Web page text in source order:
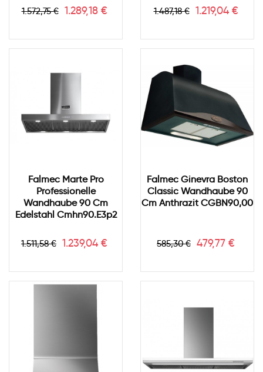
Verkaufspreis
1.572,75 € Preis
1.289,18 € Verkaufspreis
1.487,18 € Preis
1.219,04 €
Falmec Marte Pro
Professionelle
Wandhaube 90 Cm
Edelstahl Cmhn90.e3p2
Verkaufspreis
1.511,58 € Preis
1.239,04 €
Falmec Ginevra Boston
Classic Wandhaube 90
Cm Anthrazit CGBN90,00
Verkaufspreis
585,30 € Preis
479,77 €